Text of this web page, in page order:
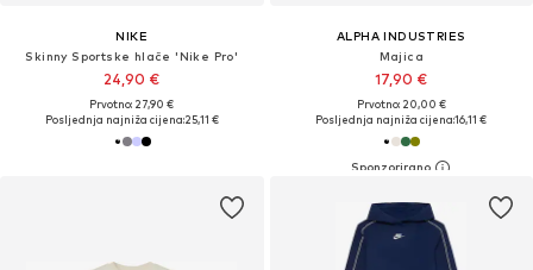
NIKE
Skinny Sportske hlače 'Nike Pro'
24,90 €
Prvotno: 27,90 €
Posljednja najniža cijena:25,11 €
ALPHA INDUSTRIES
Majica
17,90 €
Prvotno: 20,00 €
Posljednja najniža cijena:16,11 €